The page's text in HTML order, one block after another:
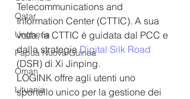
Qatar
Ungheria
Papua Nuova Guinea
Oman
Lituania
Telecommunications and
Information Center (CTTIC). A sua
volta, la CTTIC è guidata dal PCC e
dalla strategia Digital Silk Road
(DSR) di Xi Jinping.
LOGINK offre agli utenti uno
sportello unico per la gestione dei